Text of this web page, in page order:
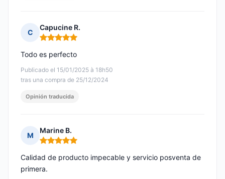
C
Capucine R.
Nota: 5 de 5
Publicado el 15/01/2025 à 18h50
tras una compra de 25/12/2024
Todo es perfecto
Opinión traducida
M
Marine B.
Nota: 5 de 5
Calidad de producto impecable y servicio posventa de
primera.